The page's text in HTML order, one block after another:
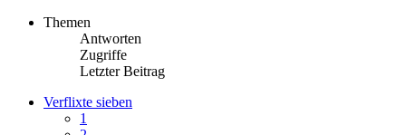
Themen
Antworten
Zugriffe
Letzter Beitrag
Verflixte sieben
1